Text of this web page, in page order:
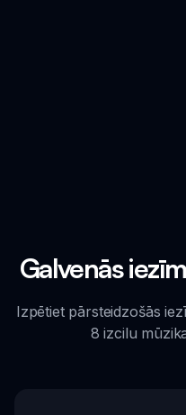
Galvenās
Izpētiet pārsteidzošās
8 izcilu